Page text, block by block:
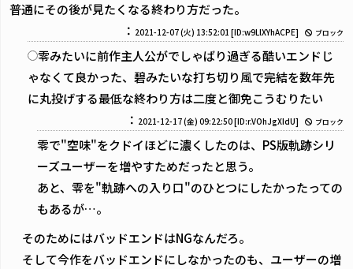
普通にその後が見たくなる終わり方だった。
： 2021-12-07 (火) 13:52:01 [ID:w9LlXYhACPE] ブロック
零みたいに前作主人公がでしゃばり過ぎる酷いエンドじ
ゃなくて良かった、碧みたいな打ち切り風で完結を数年先
に丸投げする最低な終わり方は二度と御免こうむりたい
： 2021-12-17 (金) 09:22:50[ID:r.VOhJgXIdU] ブロック
零で"空味"をクドイほどに濃くしたのは、PS版軌跡シリ
ーズユーザーを増やすためだったと思う。
あと、零を"軌跡への入り口"のひとつにしたかったっての
もあるが…。
そのためにはバッドエンドはNGなんだろ。
そして今作をバッドエンドにしなかったのも、ユーザーの増